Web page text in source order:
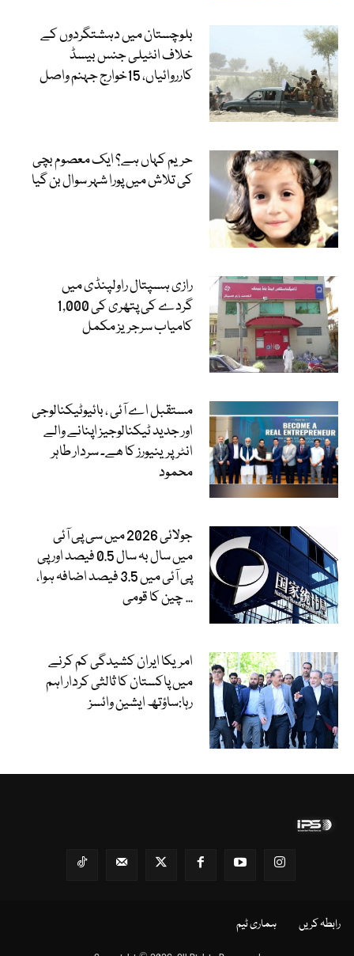
بلوچستان میں دہشتگردوں کے
خلاف انٹیلی جنس بیسڈ
کارروائیاں، 15خوارج جہنم واصل
حریم کہاں ہے؟ ایک معصوم بچی
کی تلاش میں پورا شہر سوال بن گیا
رازی ہسپتال راولپنڈی میں
گردے کی پتھری کی 1,000
کامیاب سرجریز مکمل
مستقبل اے آئی ، بائیوٹیکنالوجی
اور جدید ٹیکنالوجیز اپنانے والے
انٹرپرینیورز کا ھے۔ سردار طاہر
محمود
جولائی 2026 میں سی پی آئی
میں سال بہ سال 0.5 فیصد اور پی
پی آئی میں 3.5 فیصد اضافہ ہوا،
چین کا قومی...
امریکا ایران کشیدگی کم کرنے
میں پاکستان کا ثالثی کردار اہم
رہا:ساؤتھ ایشین وائسز
رابطہ کریں ہماری ٹیم